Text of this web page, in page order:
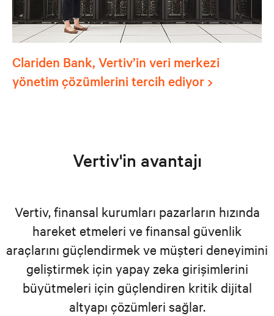
Clariden Bank, Vertiv’in veri merkezi
yönetim çözümlerini tercih ediyor
Vertiv'in avantajı
Vertiv, finansal kurumları pazarların hızında
hareket etmeleri ve finansal güvenlik
araçlarını güçlendirmek ve müşteri deneyimini
geliştirmek için yapay zeka girişimlerini
büyütmeleri için güçlendiren kritik dijital
altyapı çözümleri sağlar.